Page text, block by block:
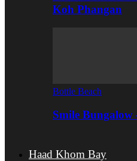
Koh Phangan
Bottle Beach
Smile Bungalow
Haad Khom Bay